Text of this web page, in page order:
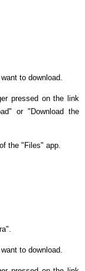
to download.
pressed on the link
or "Download the
the "Files" app.
to download.